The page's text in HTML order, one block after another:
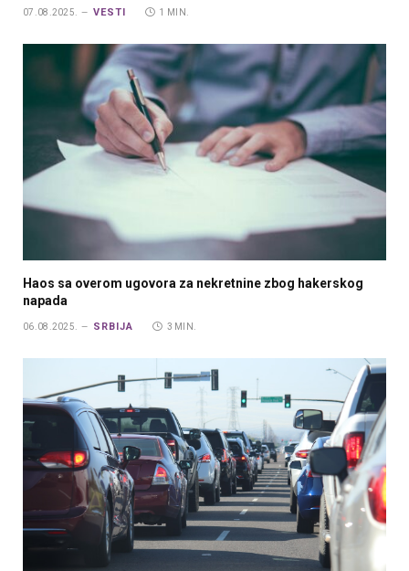
07.08.2025. VESTI 1 MIN.
Haos sa overom ugovora za nekretnine zbog hakerskog
napada
06.08.2025. SRBIJA 3 MIN.